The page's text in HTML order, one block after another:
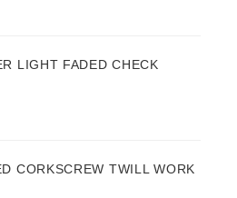
LIGHT FADED CHECK
CORKSCREW TWILL WORK